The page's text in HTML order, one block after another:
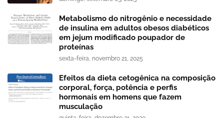
Metabolismo do nitrogênio e necessidade
de insulina em adultos obesos diabéticos
em jejum modificado poupador de
proteínas
sexta-feira, novembro 21, 2025
Efeitos da dieta cetogênica na composição
corporal, força, potência e perfis
hormonais em homens que fazem
musculação